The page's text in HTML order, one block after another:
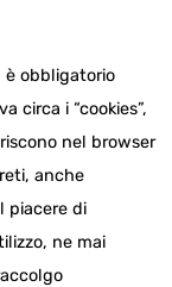
è obbligatorio
circa i “cookies”,
nel browser
anche
piacere di
ne mai